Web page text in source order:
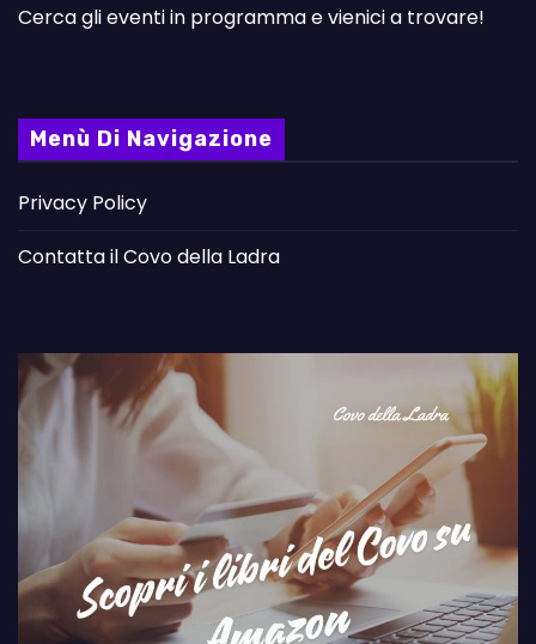
Cerca gli eventi in programma e vienici a trovare!
Menù Di Navigazione
Privacy Policy
Contatta il Covo della Ladra